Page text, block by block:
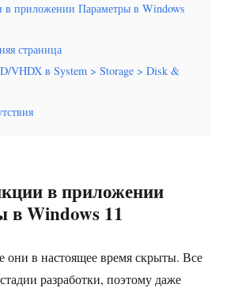
приложении Параметры в Windows
страница
VHDX в System > Storage > Disk &
в приложении
в Windows 11
они в настоящее время скрыты. Все
разработки, поэтому даже